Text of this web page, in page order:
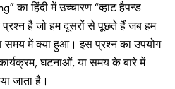
का हिंदी में उच्चारण “व्हाट हैपन्ड
प्रश्न है जो हम दूसरों से पूछते हैं जब हम
समय में क्या हुआ। इस प्रश्न का उपयोग
घटनाओं, या समय के बारे में
जाता है।